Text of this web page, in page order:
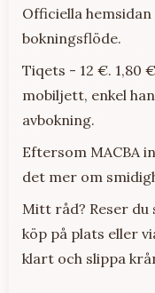
Officiella
bokningsflöde.
Tiqets - 12 €. 1,80
mobiljett, enkel
avbokning.
Eftersom MACBA
det mer om
Mitt råd? Reser
köp på plats eller
klart och slippa